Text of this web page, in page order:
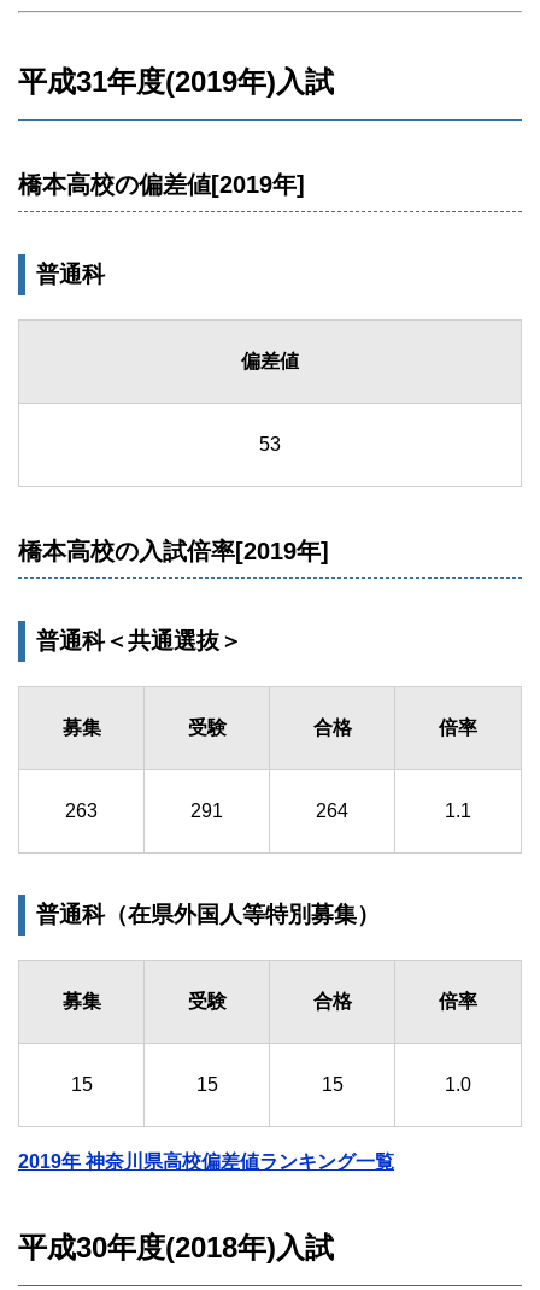
平成31年度(2019年)入試
橋本高校の偏差値[2019年]
普通科
偏差値
53
橋本高校の入試倍率[2019年]
普通科＜共通選抜＞
募集 受験 合格 倍率
263 291 264 1.1
普通科（在県外国人等特別募集）
募集 受験 合格 倍率
15 15 15 1.0
2019年 神奈川県高校偏差値ランキング一覧
平成30年度(2018年)入試